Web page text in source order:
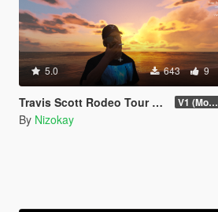
5.0 643 9
Travis Scott Rodeo Tour Tee 3-Pack V1 (More items soon)
By Nizokay